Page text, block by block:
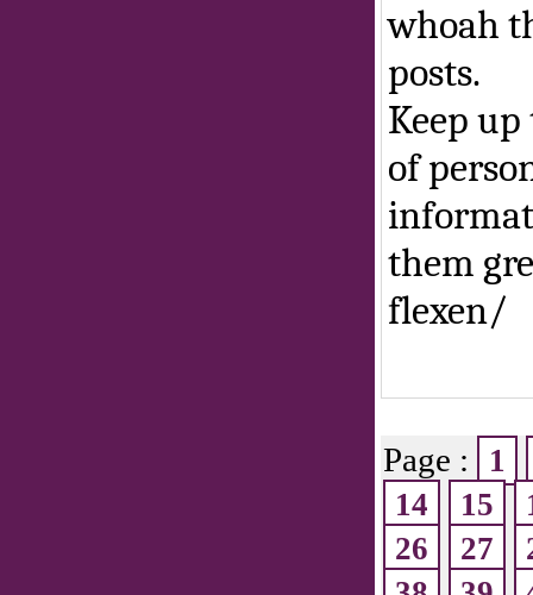
whoah
posts.
Keep
of
them
flexen/
Page :
1
14
15
26
27